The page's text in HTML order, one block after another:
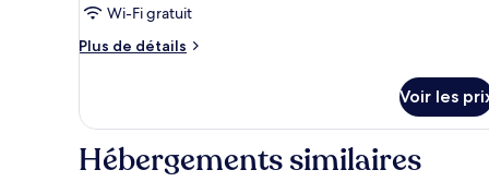
type
chambre :
Wi-Fi gratuit
Plus de détails
Plus
le
type
de
Voir les
Hébergements similaires